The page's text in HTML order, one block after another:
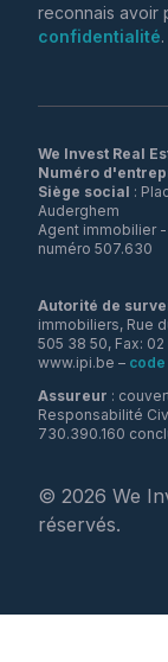
reconnais avoir
confidentialité.
We Invest Real
Numéro
Siège social :
Auderghem
Agent immobilier
numéro 507.630
Autorité de
immobiliers, Rue
505 38 50, Fax:
www.ipi.be –
Assureur :
Responsabilité
730.390.160
© 2026 We
réservés.